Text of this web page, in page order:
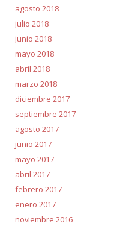
agosto 2018
julio 2018
junio 2018
mayo 2018
abril 2018
marzo 2018
diciembre 2017
septiembre 2017
agosto 2017
junio 2017
mayo 2017
abril 2017
febrero 2017
enero 2017
noviembre 2016